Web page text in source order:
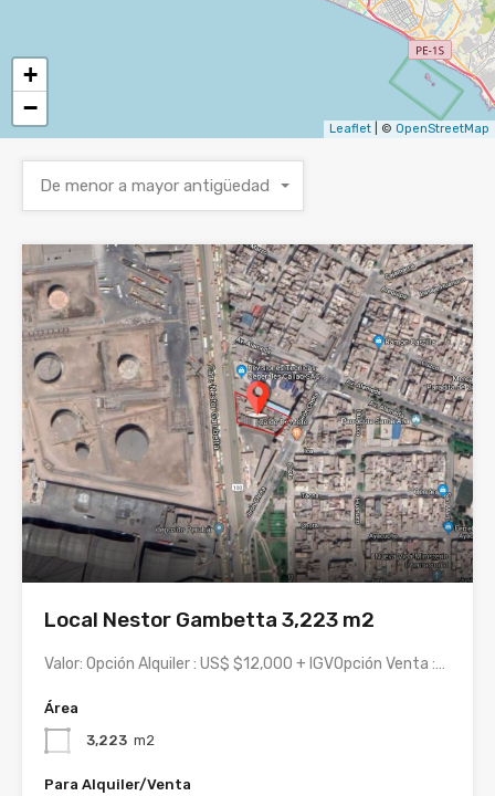
+
−
Leaflet | © OpenStreetMap
De menor a mayor antigüedad
Local Nestor Gambetta 3,223 m2
Valor: Opción Alquiler : US$ $12,000 + IGVOpción Venta :…
Área
3,223 m2
Para Alquiler/Venta